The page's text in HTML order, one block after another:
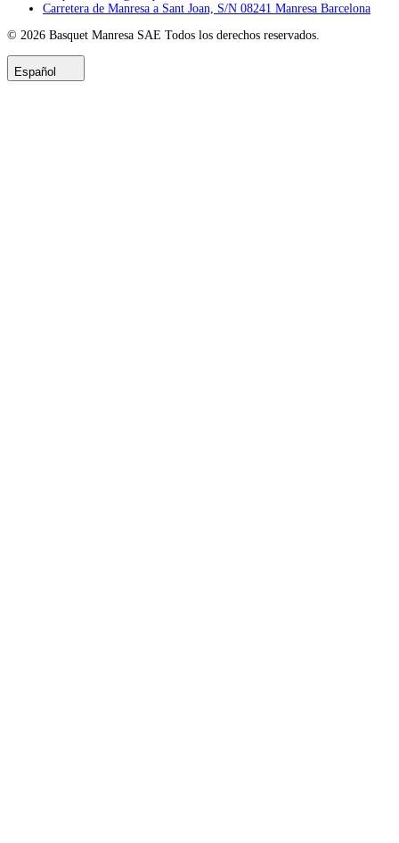
Carretera de Manresa a Sant Joan, S/N 08241 Manresa Barcelona
© 2026 Basquet Manresa SAE Todos los derechos reservados.
Español